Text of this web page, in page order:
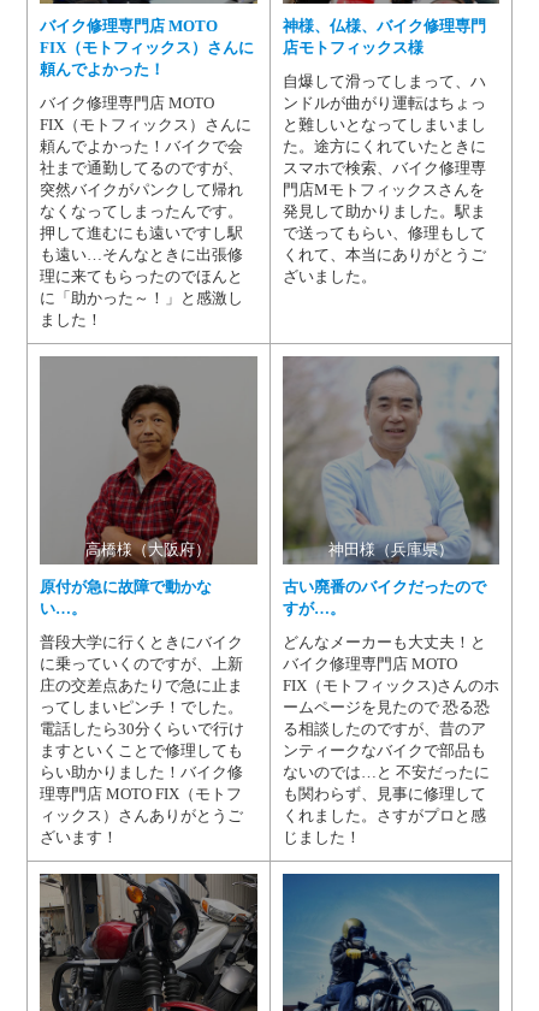
バイク修理専門店 MOTO
FIX（モトフィックス）さんに
頼んでよかった！
バイク修理専門店 MOTO
FIX（モトフィックス）さんに
頼んでよかった！バイクで会
社まで通勤してるのですが、
突然バイクがパンクして帰れ
なくなってしまったんです。
押して進むにも遠いですし駅
も遠い…そんなときに出張修
理に来てもらったのでほんと
に「助かった～！」と感激し
ました！
神様、仏様、バイク修理専門
店モトフィックス様
自爆して滑ってしまって、ハ
ンドルが曲がり運転はちょっ
と難しいとなってしまいまし
た。途方にくれていたときに
スマホで検索、バイク修理専
門店Mモトフィックスさんを
発見して助かりました。駅ま
で送ってもらい、修理もして
くれて、本当にありがとうご
ざいました。
高橋様（大阪府）
原付が急に故障で動かな
い…。
普段大学に行くときにバイク
に乗っていくのですが、上新
庄の交差点あたりで急に止ま
ってしまいピンチ！でした。
電話したら30分くらいで行け
ますといくことで修理しても
らい助かりました！バイク修
理専門店 MOTO FIX（モトフ
ィックス）さんありがとうご
ざいます！
神田様（兵庫県）
古い廃番のバイクだったので
すが…。
どんなメーカーも大丈夫！と
バイク修理専門店 MOTO
FIX（モトフィックス)さんのホ
ームページを見たので 恐る恐
る相談したのですが、昔のア
ンティークなバイクで部品も
ないのでは…と 不安だったに
も関わらず、見事に修理して
くれました。さすがプロと感
じました！